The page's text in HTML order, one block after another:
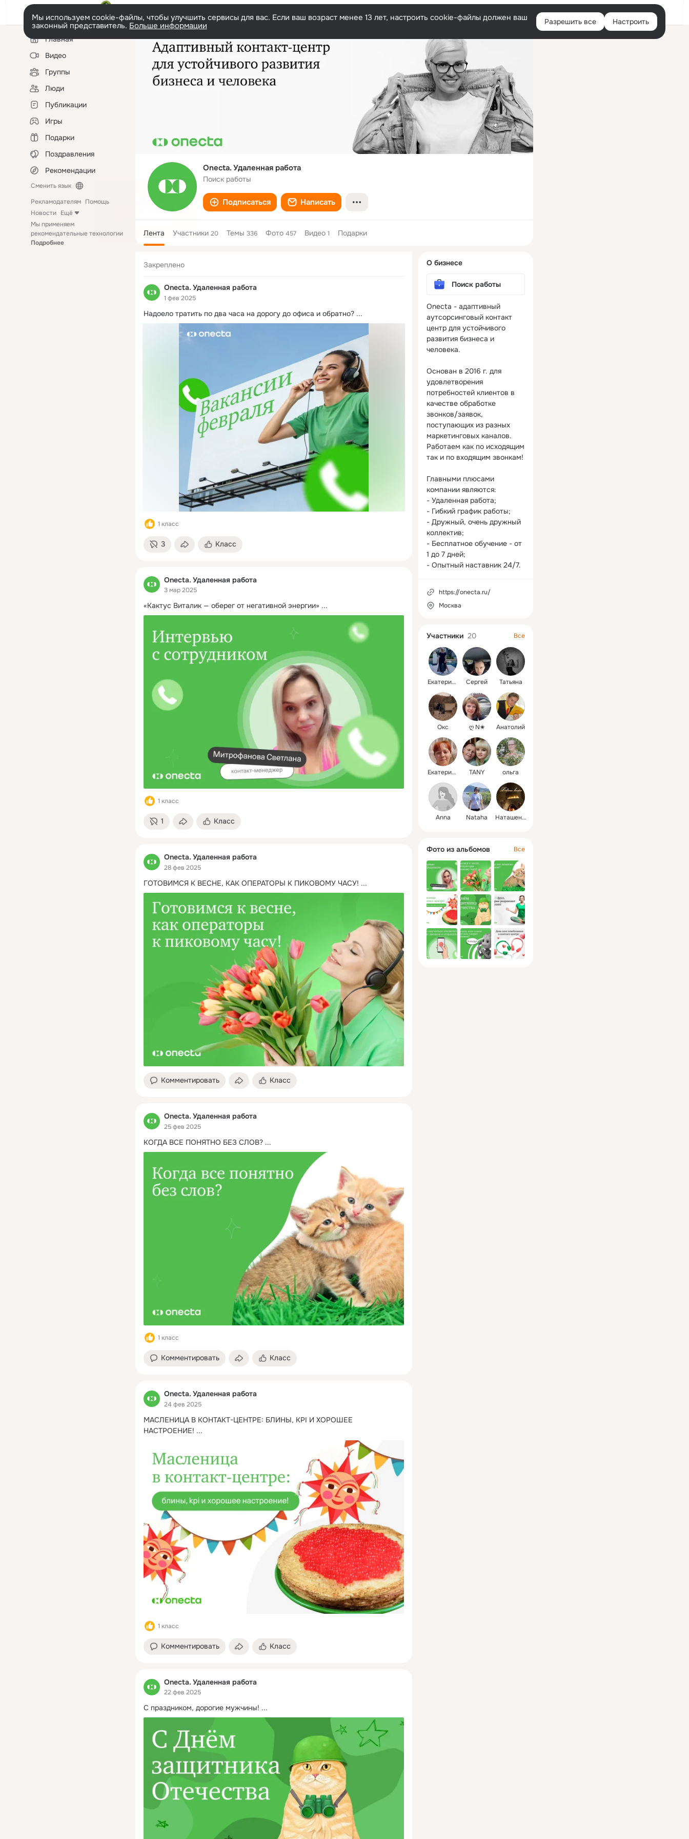
Войти
Мы используем cookie-файлы, чтобы улучшить сервисы для вас. Если ваш возраст менее 13 лет, настроить cookie-файлы должен ваш
законный представитель. Больше информации Разрешить все Настроить
Левая
колонкаГлавная
Видео
Группы
Люди
Публикации
Игры
Подарки
Поздравления
Рекомендации
Сменить язык
Рекламодателям Помощь
Новости Ещё
Мы применяем
рекомендательные технологии
Подробнее
Onecta. Удаленная работа
Поиск работы
Подписаться Написать
Лента Участники 20 Темы 336 Фото 457 Видео 1 Подарки
Закреплено
Onecta. Удаленная работа
1 фев 2025
Надоело тратить по два часа на дорогу до офиса и обратно? ...
1 класс
3 Класс
Onecta. Удаленная работа
3 мар 2025
«Кактус Виталик — оберег от негативной энергии» ...
1 класс
1 Класс
Onecta. Удаленная работа
28 фев 2025
ГОТОВИМСЯ К ВЕСНЕ, КАК ОПЕРАТОРЫ К ПИКОВОМУ ЧАСУ! ...
Комментировать Класс
Onecta. Удаленная работа
25 фев 2025
КОГДА ВСЕ ПОНЯТНО БЕЗ СЛОВ? ...
1 класс
Комментировать Класс
Onecta. Удаленная работа
24 фев 2025
МАСЛЕНИЦА В КОНТАКТ-ЦЕНТРЕ: БЛИНЫ, KPI И ХОРОШЕЕ
НАСТРОЕНИЕ! ...
1 класс
Комментировать Класс
Onecta. Удаленная работа
22 фев 2025
С праздником, дорогие мужчины! ...
колонка
О бизнесе
Поиск работы
Onecta - адаптивный
аутсорсинговый контакт
центр для устойчивого
развития бизнеса и
человека.
Основан в 2016 г. для
удовлетворения
потребностей клиентов в
качестве обработке
звонков/заявок,
поступающих из разных
маркетинговых каналов.
Работаем как по исходящим
так и по входящим звонкам!
Главными плюсами
компании являются:
- Удаленная работа;
- Гибкий график работы;
- Дружный, очень дружный
коллектив;
- Бесплатное обучение - от
1 до 7 дней;
- Опытный наставник 24/7.
https://onecta.ru/
Москва
Участники 20 Все
Екатерина Сергей Татьяна
Окс ღ N✬ Анатолий
Екатерина TANY ольга
Anna Nataha Наташенька
Фото из альбомов Все